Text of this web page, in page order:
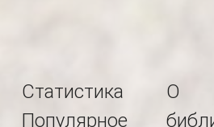
Статистика
Популярное
О